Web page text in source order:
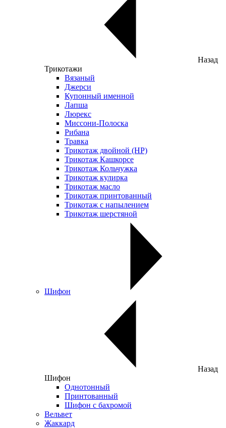
Назад
Трикотажи
Вязаный
Джерси
Купонный именной
Лапша
Люрекс
Миссони-Полоска
Рибана
Травка
Трикотаж двойной (НР)
Трикотаж Кашкорсе
Трикотаж Кольчужка
Трикотаж кулирка
Трикотаж масло
Трикотаж принтованный
Трикотаж с напылением
Трикотаж шерстяной
Шифон
Назад
Шифон
Однотонный
Принтованный
Шифон с бахромой
Вельвет
Жаккард